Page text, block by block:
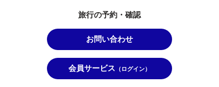
旅行の予約・確認
お問い合わせ
会員サービス （ログイン）